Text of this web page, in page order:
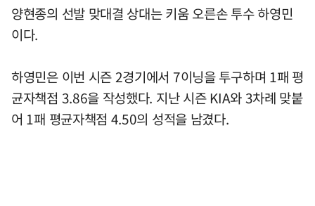
양현종의 선발 맞대결 상대는 키움 오른손 투수 하영민
이다.
하영민은 이번 시즌 2경기에서 7이닝을 투구하며 1패 평
균자책점 3.86을 작성했다. 지난 시즌 KIA와 3차례 맞붙
어 1패 평균자책점 4.50의 성적을 남겼다.